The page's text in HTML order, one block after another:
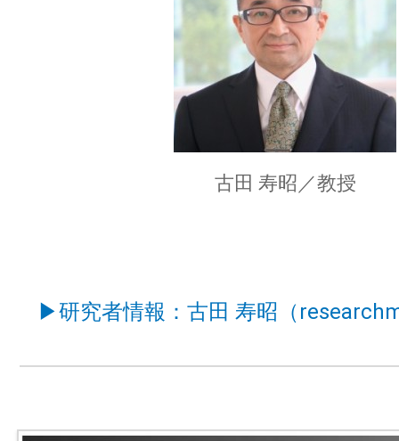
古田 寿昭／教授
▶研究者情報：古田 寿昭（